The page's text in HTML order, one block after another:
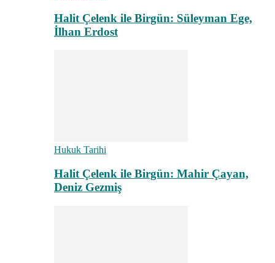
Halit Çelenk ile Birgün: Süleyman Ege,
İlhan Erdost
Hukuk Tarihi
Halit Çelenk ile Birgün: Mahir Çayan,
Deniz Gezmiş